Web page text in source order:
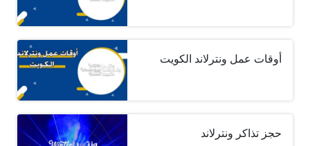
أوقات عمل ونترلاند الكويت
حجز تذاكر ونترلاند